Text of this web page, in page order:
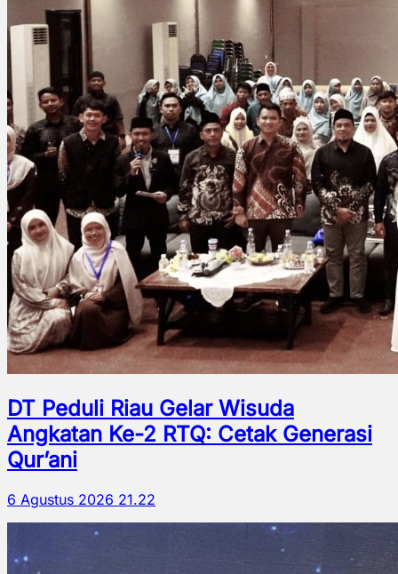
DT Peduli Riau Gelar Wisuda
Angkatan Ke-2 RTQ: Cetak Generasi
Qur’ani
6 Agustus 2026 21.22